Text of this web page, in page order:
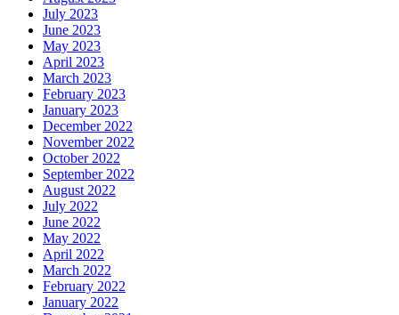
July 2023
June 2023
May 2023
April 2023
March 2023
February 2023
January 2023
December 2022
November 2022
October 2022
September 2022
August 2022
July 2022
June 2022
May 2022
April 2022
March 2022
February 2022
January 2022